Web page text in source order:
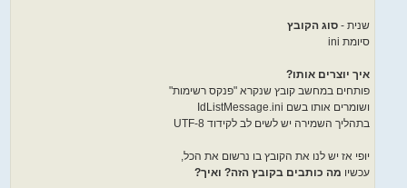
שנית - סוג הקובץ
סיומת ini
איך יוצרים אותו?
פותחים במחשב קובץ שנקרא "פנקס רשימות"
ושומרים אותו בשם IdListMessage.ini
בתהליך השמירה יש לשים לב לקידוד UTF-8
יופי אז יש לנו את הקובץ בו נרשום את הכל,
עכשיו מה כותבים בקובץ הזה? ואיך?